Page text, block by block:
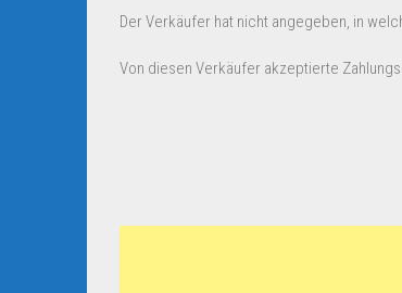
Der Verkäufer hat nicht angegeben, in
Von diesen Verkäufer akzeptierte